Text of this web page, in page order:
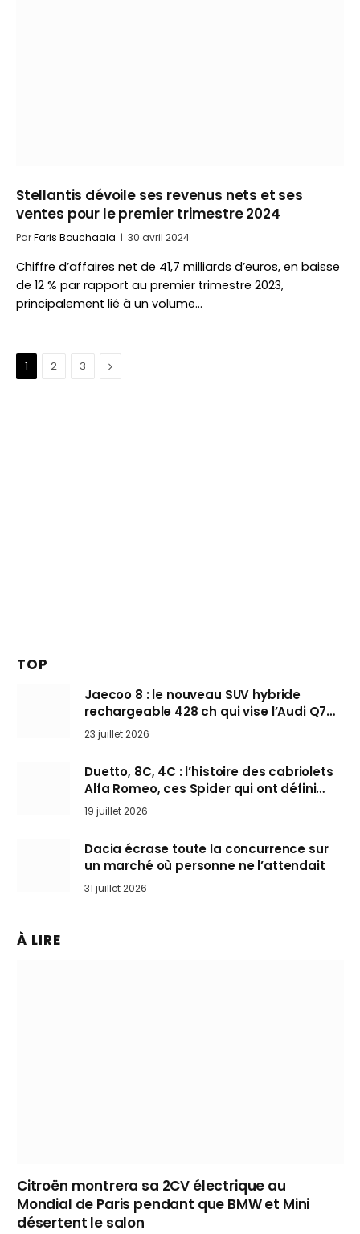
Stellantis dévoile ses revenus nets et ses
ventes pour le premier trimestre 2024
ParFaris Bouchaala 30 avril 2024
Chiffre d’affaires net de 41,7 milliards d’euros, en baisse
de 12 % par rapport au premier trimestre 2023,
principalement lié à un volume…
1 2 3 Suivant
TOP
Jaecoo 8 : le nouveau SUV hybride
rechargeable 428 ch qui vise l’Audi Q7
arrive en Europe cet automne
23 juillet 2026
Duetto, 8C, 4C : l’histoire des cabriolets
Alfa Romeo, ces Spider qui ont défini
l’art de rouler cheveux au vent
19 juillet 2026
Dacia écrase toute la concurrence sur
un marché où personne ne l’attendait
31 juillet 2026
À LIRE
Citroën montrera sa 2CV électrique au
Mondial de Paris pendant que BMW et Mini
désertent le salon